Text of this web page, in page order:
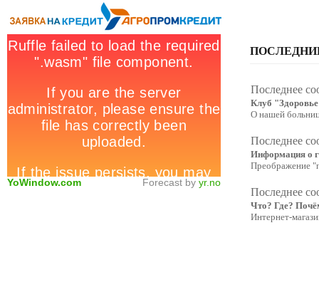
YoWindow.com Forecast by yr.no
Последнее
Клуб
О нашей
Последнее
Информация о
Преображение
Последнее
Что? Где?
Интернет-